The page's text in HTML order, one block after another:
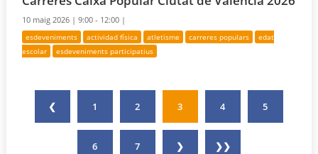
10 maig 2026 |9:00 - 12:00 |
esdeveniments actividad física atletisme carreres populars
edat
escolar
esdeveniments participatius
❮ 1 2 3 4 5
6 7 ❯ ❯❯